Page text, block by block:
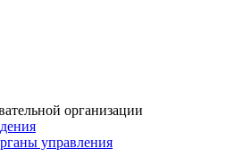
организации
управления